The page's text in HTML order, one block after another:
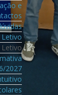
e
2027